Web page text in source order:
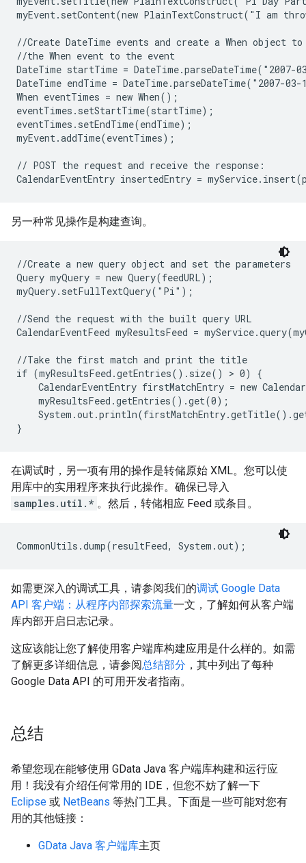
myEvent.setContent(new PlainTextConstruct("I am
//Create DateTime events and create a When object
//the When event to the event
DateTime startTime =
DateTime endTime = DateTime.parseDateTime("2007-
When eventTimes = new When();
eventTimes.setStartTime(startTime);
eventTimes.setEndTime(endTime);
myEvent.addTime(eventTimes);
// POST the request and receive the response:
另一种常见操作是构建查询。
//Create a new query object and set the parameters
Query myQuery = new Query(feedURL);
myQuery.setFullTextQuery("Pi");
//Send the request with the built query URL
CalendarEventFeed myResultsFeed =
//Take the first match and print the title
if (myResultsFeed.getEntries().size() > 0) {
CalendarEventEntry firstMatchEntry = new
    myResultsFeed.getEntries().get(0);
}
在调试时，另一项有用的操作是转储原始 XML。您可以使
用库中的实用程序来执行此操作。确保已导入
samples.util.* 。然后，转储相应 Feed 或条目。
CommonUtils.dump(resultFeed, System.out);
如需更深入的调试工具，请参阅我们的调试 Google Data
API 客户端：从程序内部探索流量一文，了解如何从客户端
库内部开启日志记录。
这应该能让您了解使用客户端库构建应用是什么样的。如需
了解更多详细信息，请参阅总结部分 ，其中列出了每种
Google Data API 的可用开发者指南。
总结
希望您现在能够使用 GData Java 客户端库构建和运行应
用！我没有介绍任何常用的 IDE，但您不妨了解一下
Eclipse 或 NetBeans 等热门工具。下面是一些可能对您有
用的其他链接：
GData Java 客户端库主页